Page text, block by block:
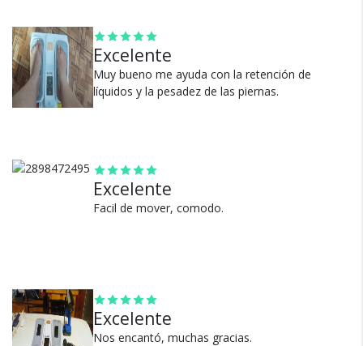
Excelente
Muy bueno me ayuda con la retención de
líquidos y la pesadez de las piernas.
Excelente
Facil de mover, comodo.
Excelente
Nos encantó, muchas gracias.
¿Por qué estamos tan
seguros?
5 estrellas de 5 en Google.
5 estrellas de 5 en Facebook.
envíos.
Garantía oficial y directa con
nosotros.